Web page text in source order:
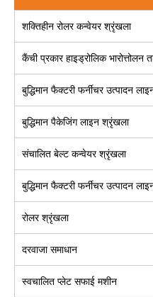
शक्तिहीन रोलर कन्वेयर श्रृंखला
कैंची प्रकार हाइड्रोलिक भारोत्तोलन
बुद्धिमान फैक्टरी फर्नीचर उत्पादन
बुद्धिमान पैकेजिंग लाइन श्रृंखला
संचालित बेल्ट कन्वेयर श्रृंखला
बुद्धिमान फैक्टरी फर्नीचर उत्पादन
रोलर श्रृंखला
दरवाजा समाधान
स्वचालित प्लेट सफाई मशीन